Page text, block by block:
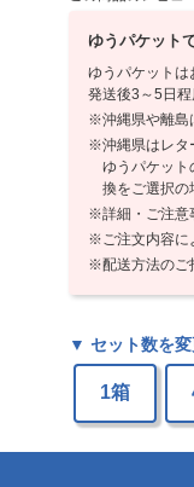
ゆうパケット
ゆうパケットは
発送後3～5日程
沖縄県や離島
沖縄県はレタ
ゆうパケット
換をご選択の
詳細・ご注意
ご注文内容に
配送方法のご
▼ セット数を変
1箱